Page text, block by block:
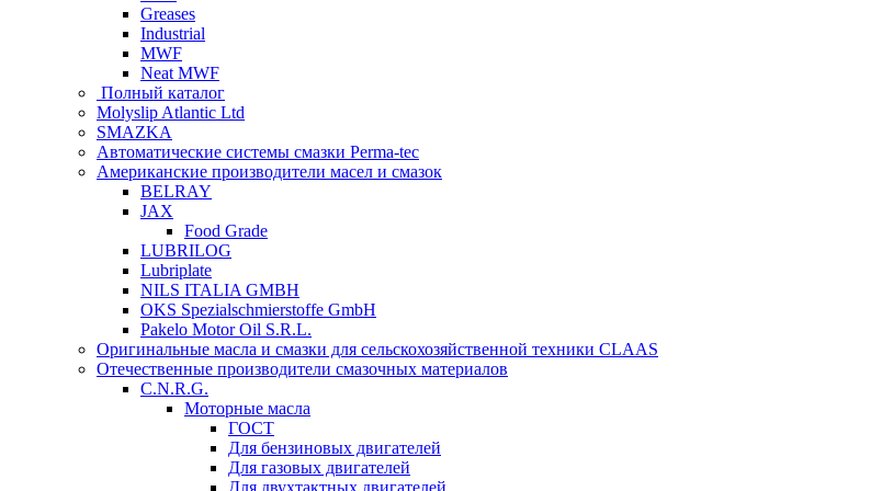
Greases
Industrial
MWF
Neat MWF
Полный каталог
Molyslip Atlantic Ltd
SMAZKA
Автоматические системы смазки Perma-tec
Американские производители масел и смазок
BELRAY
JAX
Food Grade
LUBRILOG
Lubriplate
NILS ITALIA GMBH
OKS Spezialschmierstoffe GmbH
Pakelo Motor Oil S.R.L.
Оригинальные масла и смазки для сельскохозяйственной техники CLAAS
Отечественные производители смазочных материалов
C.N.R.G.
Моторные масла
ГОСТ
Для бензиновых двигателей
Для газовых двигателей
Для двухтактных двигателей